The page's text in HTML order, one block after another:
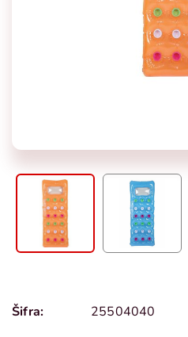
Šifra: 25504040